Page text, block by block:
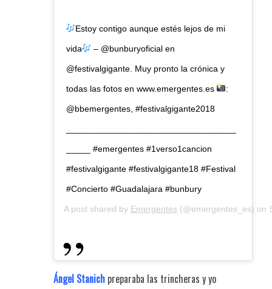
Estoy contigo aunque estés lejos de mi
vida – @bunburyoficial en
@festivalgigante. Muy pronto la crónica y
todas las fotos en www.emergentes.es :
@bbemergentes, #festivalgigante2018
_____ #emergentes #1verso1cancion
#festivalgigante #festivalgigante18 #Festival
#Concierto #Guadalajara #bunbury
A post shared by Emergentes (@emergentes_es) on
Ángel Stanichpreparaba las trincheras y yo